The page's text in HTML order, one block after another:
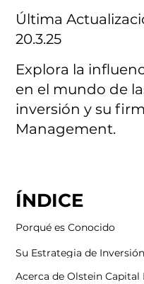
ÍNDICE
Porqué es Conocido
Su Estrategia de Inversión
Acerca de Olstein
Última
20.3.25
Explora la
en el mundo de
inversión y su
Management.